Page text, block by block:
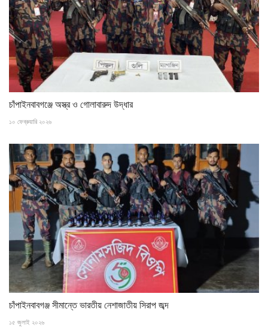
চাঁপাইনবাবগঞ্জে অস্ত্র ও গোলাবারুদ উদ্ধার
১০ ফেব্রুয়ারি ২০২৬
চাঁপাইনবাবগঞ্জ সীমান্তে ভারতীয় নেশাজাতীয় সিরাপ জব্দ
১৫ জুলাই ২০২৬